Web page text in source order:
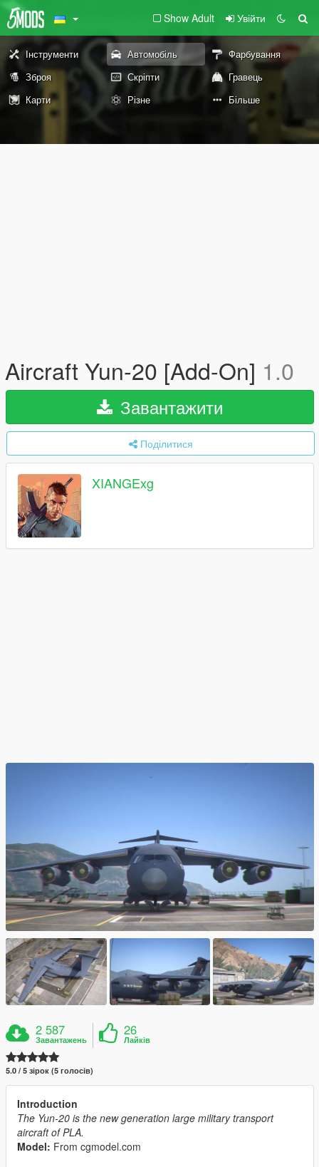
Show Adult Увійти
Інструменти Автомобіль
Фарбування
Зброя
Скріпти
Гравець
Карти
Різне Більше
Aircraft Yun-20 [Add-On] 1.0
Завантажити
Поділитися
XIANGExg
2 587
Завантажень
26
Лайків
5.0 / 5 зірок (5 голосів)
Introduction
The Yun-20 is the new generation large military transport
aircraft of PLA.
Model: From cgmodel.com